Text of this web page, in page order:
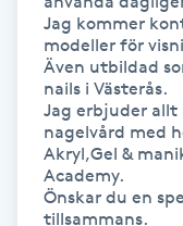
Gellack
Gellack med
Gravidmassage
Jag kommer
modeller för
Även utbildad
nails i Västerås.
Jag erbjuder
nagelvård med
Akryl,Gel &
Academy.
Önskar du en
tillsammans.